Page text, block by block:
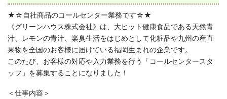
★☆自社商品のコールセンター業務です☆★
《グリーンハウス株式会社》は、大ヒット健康食品である天然青
汁、レモンの青汁、楽臭生活をはじめとして化粧品や九州の産直
果物を全国のお客様に届けている福岡生まれの企業です。
このたび、お客様の対応や入力業務を行う「コールセンタースタ
ッフ」を募集することになりました！
＜仕事内容＞